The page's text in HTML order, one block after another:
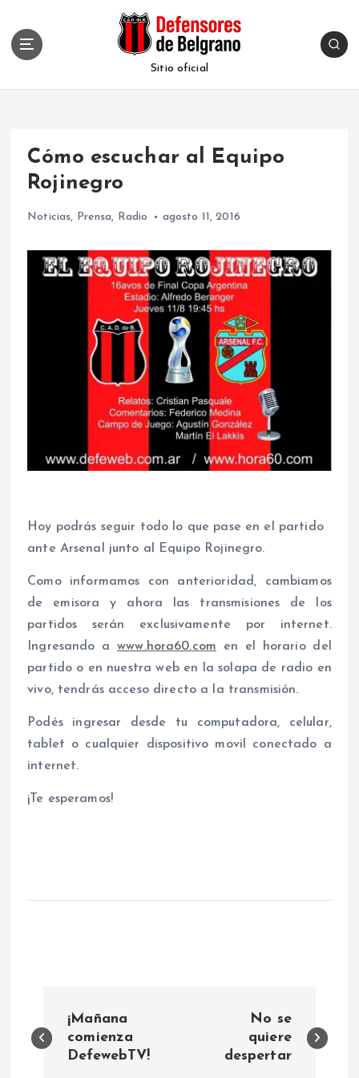
Sitio oficial
Cómo escuchar al Equipo
Rojinegro
Noticias, Prensa, Radio agosto 11, 2016
Hoy podrás seguir todo lo que pase en el partido
ante Arsenal junto al Equipo Rojinegro.
Como informamos con anterioridad, cambiamos
de emisora y ahora las transmisiones de los
partidos serán exclusivamente por internet.
Ingresando awww.hora60.com en el horario del
partido o en nuestra web en la solapa de radio en
vivo, tendrás acceso directo a la transmisión.
Podés ingresar desde tu computadora, celular,
tablet o cualquier dispositivo movil conectado a
internet.
¡Te esperamos!
a
¡Mañana
comienza
DefewebTV!
No se
quiere
despertar